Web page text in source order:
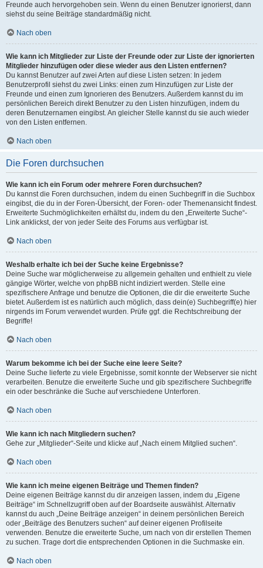
Freunde auch hervorgehoben sein. Wenn du einen Benutzer ignorierst, dann
siehst du seine Beiträge standardmäßig nicht.
Nach oben
Wie kann ich Mitglieder zur Liste der Freunde oder zur Liste der ignorierten
Mitglieder hinzufügen oder diese wieder aus den Listen entfernen?
Du kannst Benutzer auf zwei Arten auf diese Listen setzen: In jedem
Benutzerprofil siehst du zwei Links: einen zum Hinzufügen zur Liste der
Freunde und einen zum Ignorieren des Benutzers. Außerdem kannst du im
persönlichen Bereich direkt Benutzer zu den Listen hinzufügen, indem du
deren Benutzernamen eingibst. An gleicher Stelle kannst du sie auch wieder
von den Listen entfernen.
Nach oben
Die Foren durchsuchen
Wie kann ich ein Forum oder mehrere Foren durchsuchen?
Du kannst die Foren durchsuchen, indem du einen Suchbegriff in die Suchbox
eingibst, die du in der Foren-Übersicht, der Foren- oder Themenansicht findest.
Erweiterte Suchmöglichkeiten erhältst du, indem du den „Erweiterte Suche“-
Link anklickst, der von jeder Seite des Forums aus verfügbar ist.
Nach oben
Weshalb erhalte ich bei der Suche keine Ergebnisse?
Deine Suche war möglicherweise zu allgemein gehalten und enthielt zu viele
gängige Wörter, welche von phpBB nicht indiziert werden. Stelle eine
spezifischere Anfrage und benutze die Optionen, die dir die erweiterte Suche
bietet. Außerdem ist es natürlich auch möglich, dass dein(e) Suchbegriff(e) hier
nirgends im Forum verwendet wurden. Prüfe ggf. die Rechtschreibung der
Begriffe!
Nach oben
Warum bekomme ich bei der Suche eine leere Seite?
Deine Suche lieferte zu viele Ergebnisse, somit konnte der Webserver sie nicht
verarbeiten. Benutze die erweiterte Suche und gib spezifischere Suchbegriffe
ein oder beschränke die Suche auf verschiedene Unterforen.
Nach oben
Wie kann ich nach Mitgliedern suchen?
Gehe zur „Mitglieder“-Seite und klicke auf „Nach einem Mitglied suchen“.
Nach oben
Wie kann ich meine eigenen Beiträge und Themen finden?
Deine eigenen Beiträge kannst du dir anzeigen lassen, indem du „Eigene
Beiträge“ im Schnellzugriff oben auf der Boardseite auswählst. Alternativ
kannst du auch „Deine Beiträge anzeigen“ in deinem persönlichen Bereich
oder „Beiträge des Benutzers suchen“ auf deiner eigenen Profilseite
verwenden. Benutze die erweiterte Suche, um nach von dir erstellen Themen
zu suchen. Trage dort die entsprechenden Optionen in die Suchmaske ein.
Nach oben